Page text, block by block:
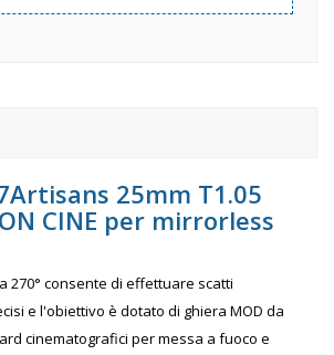
25mm T1.05
CINE per mirrorless
270° consente di effettuare scatti
e l'obiettivo è dotato di ghiera MOD da
cinematografici per messa a fuoco e